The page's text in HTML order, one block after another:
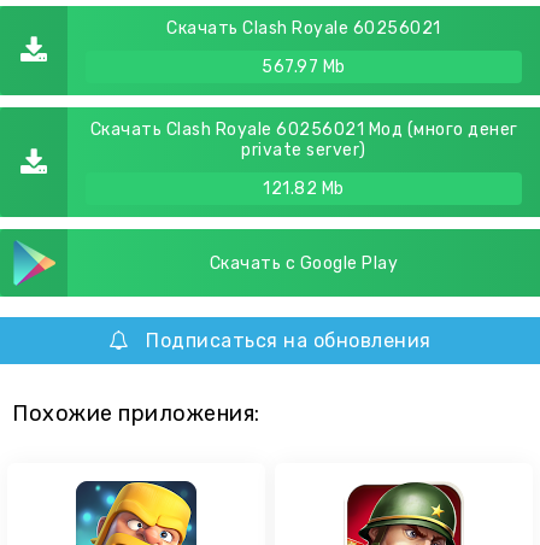
Скачать Clash Royale 60256021
567.97 Mb
Скачать Clash Royale 60256021 Мод (много денег
private server)
121.82 Mb
Скачать с Google Play
Подписаться на обновления
Похожие приложения: